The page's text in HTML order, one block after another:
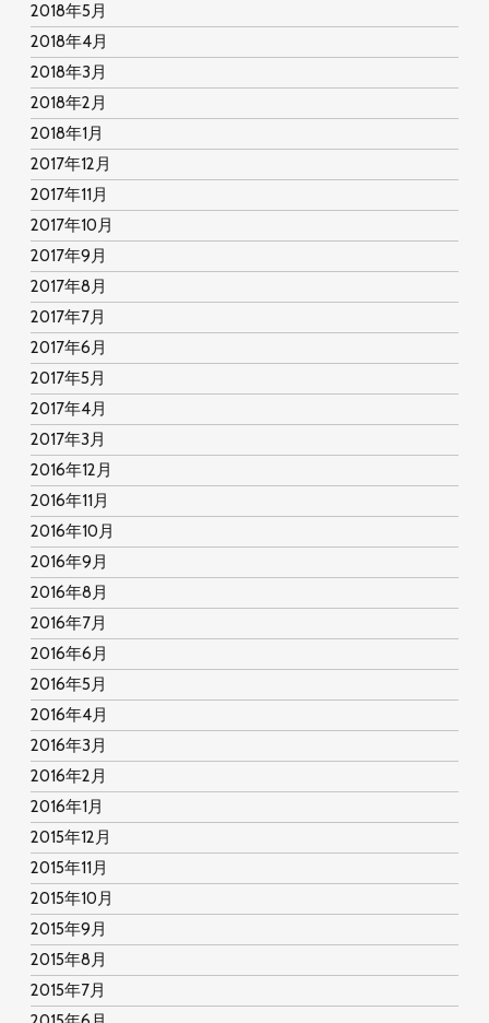
2018年5月
2018年4月
2018年3月
2018年2月
2018年1月
2017年12月
2017年11月
2017年10月
2017年9月
2017年8月
2017年7月
2017年6月
2017年5月
2017年4月
2017年3月
2016年12月
2016年11月
2016年10月
2016年9月
2016年8月
2016年7月
2016年6月
2016年5月
2016年4月
2016年3月
2016年2月
2016年1月
2015年12月
2015年11月
2015年10月
2015年9月
2015年8月
2015年7月